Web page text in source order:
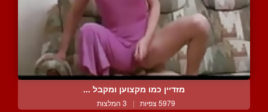
מזדיין כמו מקצוען ומקבל ...
5979 צפיות | 3 המלצות